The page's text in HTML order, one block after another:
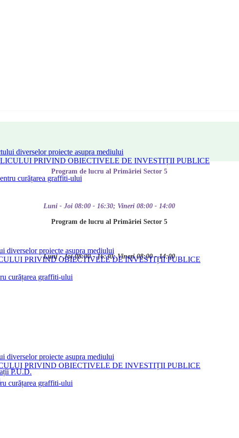
diverselor proiecte asupra mediului
PRIVIND OBIECTIVELE DE INVESTIȚII PUBLICE
curățarea graffiti-ului
P.U.D.
Program de lucru al Primăriei Sector 5
Luni - Joi 08:00 - 16:30; Vineri 08:00 - 14:00
Program de lucru al Primăriei Sector 5
Luni - Joi 08:00 - 16:30; Vineri 08:00 - 14:00
diverselor proiecte asupra mediului
PRIVIND OBIECTIVELE DE INVESTIȚII PUBLICE
curățarea graffiti-ului
diverselor proiecte asupra mediului
PRIVIND OBIECTIVELE DE INVESTIȚII PUBLICE
curățarea graffiti-ului